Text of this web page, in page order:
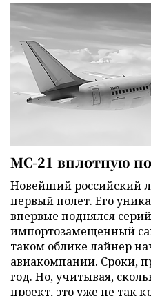
МС-21 вплотную
Новейший российский
первый полет. Его
впервые поднялся
импортозамещенный
таком облике лайнер
авиакомпании. Сроки,
год. Но, учитывая,
проект, это уже не так